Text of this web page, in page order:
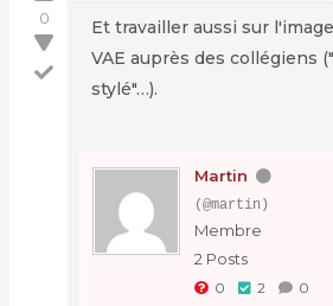
0
Et travailler aussi sur
VAE auprès des collégiens
stylé"…).
Martin
(@martin)
Membre
2 Posts
0 2 0